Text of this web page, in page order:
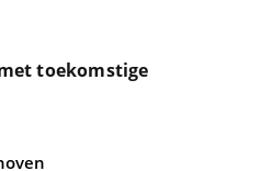
toekomstige